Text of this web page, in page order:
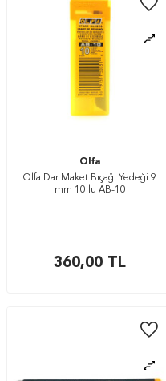
Olfa
Olfa Dar Maket Bıçağı Yedeği 9
mm 10'lu AB-10
360,00 TL